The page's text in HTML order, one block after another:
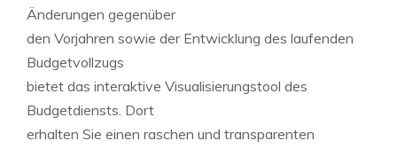
Änderungen gegenüber
den Vorjahren sowie der Entwicklung des laufenden
Budgetvollzugs
bietet das interaktive Visualisierungstool des
Budgetdiensts. Dort
erhalten Sie einen raschen und transparenten